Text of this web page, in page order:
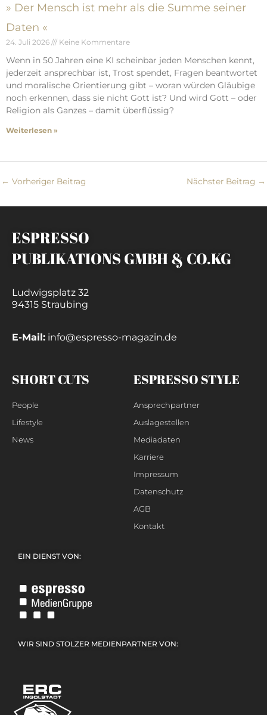
» Der Mensch ist mehr als die Summe seiner
Daten «
24. Juli 2026 Keine Kommentare
Wenn in 50 Jahren eine KI scheinbar jeden Menschen kennt,
jederzeit ansprechbar ist, Trost spendet, Fragen beantwortet
und moralische Orientierung gibt – woran würden Gläubige
noch erkennen, dass sie nicht Gott ist? Und wird Gott – oder
Religion als Ganzes – damit überflüssig?
Weiterlesen »
← Vorheriger Beitrag Nächster Beitrag →
ESPRESSO
PUBLIKATIONS GMBH & CO.KG
Ludwigsplatz 32
94315 Straubing
E-Mail: info@espresso-magazin.de
SHORT CUTS
People
Lifestyle
News
ESPRESSO STYLE
Ansprechpartner
Auslagestellen
Mediadaten
Karriere
Impressum
Datenschutz
AGB
Kontakt
EIN DIENST VON:
WIR SIND STOLZER MEDIENPARTNER VON: